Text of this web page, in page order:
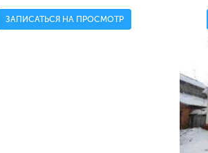
ЗАПИСАТЬСЯ НА ПРОСМОТР